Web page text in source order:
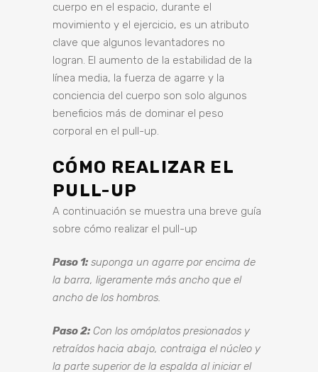
cuerpo en el espacio, durante el
movimiento y el ejercicio, es un atributo
clave que algunos levantadores no
logran. El aumento de la estabilidad de la
línea media, la fuerza de agarre y la
conciencia del cuerpo son solo algunos
beneficios más de dominar el peso
corporal en el pull-up.
CÓMO REALIZAR EL
PULL-UP
A continuación se muestra una breve guía
sobre cómo realizar el pull-up
Paso 1: suponga un agarre por encima de
la barra, ligeramente más ancho que el
ancho de los hombros.
Paso 2: Con los omóplatos presionados y
retraídos hacia abajo, contraiga el núcleo y
la parte superior de la espalda al iniciar el